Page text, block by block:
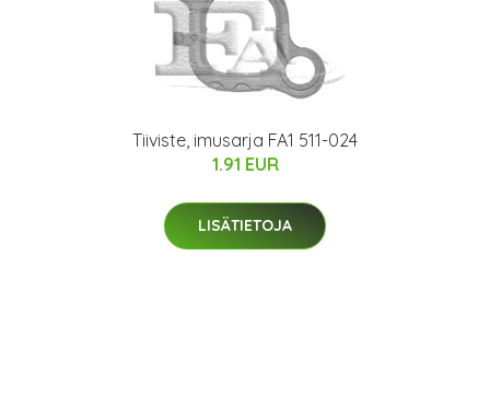
Tiiviste, imusarja FA1 511-024
1.91 EUR
LISÄTIETOJA